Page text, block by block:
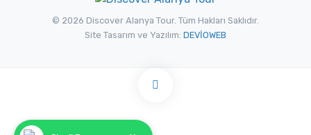
© 2026 Discover Alanya Tour. Tüm Hakları Saklıdır.
Site Tasarım ve Yazılım: DEVİOWEB